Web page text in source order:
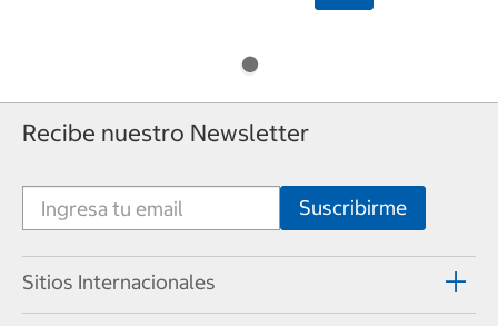
Recibe nuestro Newsletter
Sitios Internacionales